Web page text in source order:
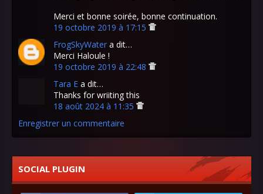
Merci et bonne soirée, bonne continuation.
19 octobre 2019 à 17:15
FrogSkyWater a dit…
Merci Haloule !
19 octobre 2019 à 22:48
Tara E a dit…
Thanks for wriiting this
18 août 2024 à 11:35
Enregistrer un commentaire
SOCIAL PLUGIN